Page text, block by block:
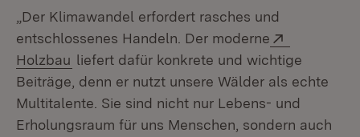
„Der Klimawandel erfordert rasches und
entschlossenes Handeln. Der moderne
Holzbau (Öffnet in neuem Fenster)
liefert dafür konkrete und wichtige
Beiträge, denn er nutzt unsere Wälder als echte
Multitalente. Sie sind nicht nur Lebens- und
Erholungsraum für uns Menschen, sondern auch